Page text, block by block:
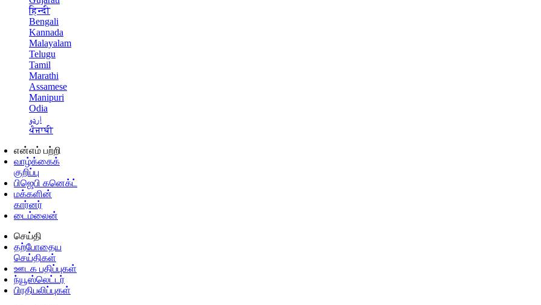
हिन्दी
Bengali
Kannada
Malayalam
Telugu
Tamil
Marathi
Assamese
Manipuri
Odia
اردو
ਪੰਜਾਬੀ
என்எம் பற்றி
வாழ்க்கைக்
குறிப்பு
பிஜெபி கனெக்ட்
மக்களின்
கார்னர்
டைம்லைன்
செய்தி
தற்போதைய
செய்திகள்
ஊடக பதிப்புகள்
ந்யூஸ்லெட்டர்
பிரதிபலிப்புகள்